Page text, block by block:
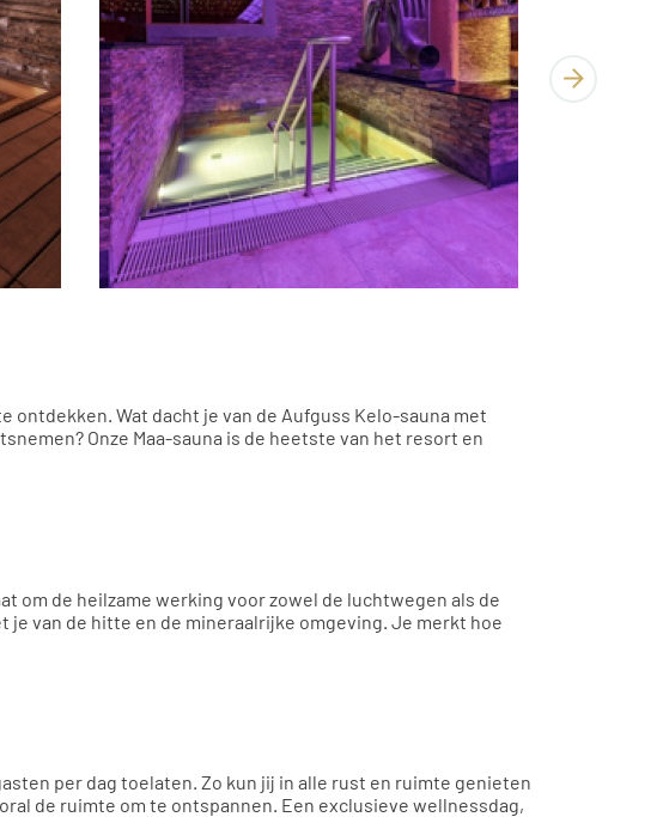
ontdekken. Wat dacht je van de Aufguss Kelo-sauna met
Onze Maa-sauna is de heetste van het resort en
om de heilzame werking voor zowel de luchtwegen als de
je van de hitte en de mineraalrijke omgeving. Je merkt hoe
per dag toelaten. Zo kun jij in alle rust en ruimte genieten
de ruimte om te ontspannen. Een exclusieve wellnessdag,